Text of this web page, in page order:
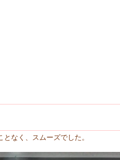
なく、スムーズでした。